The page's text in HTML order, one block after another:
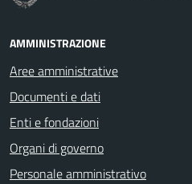
AMMINISTRAZIONE
Aree amministrative
Documenti e dati
Enti e fondazioni
Organi di governo
Personale amministrativo